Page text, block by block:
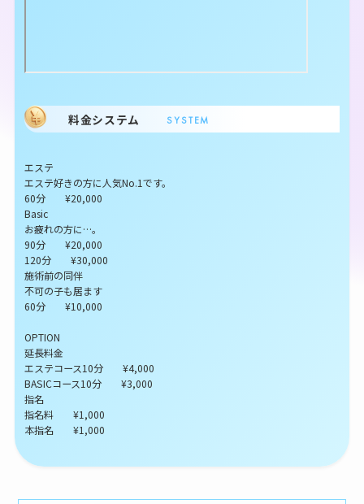
料金システム SYSTEM
エステ
エステ好きの方に人気No.1です。
60分 ¥20,000
Basic
お疲れの方に…。
90分 ¥20,000
120分 ¥30,000
施術前の同伴
不可の子も居ます
60分 ¥10,000
OPTION
延長料金
エステコース10分 ¥4,000
BASICコース10分 ¥3,000
指名
指名料 ¥1,000
本指名 ¥1,000